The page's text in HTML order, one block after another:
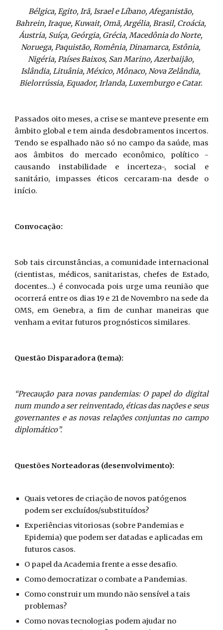
Bélgica, Egito, Irã, Israel e Líbano, Afeganistão,
Bahrein, Iraque, Kuwait, Omã, Argélia, Brasil, Croácia,
Áustria, Suíça, Geórgia, Grécia, Macedônia do Norte,
Noruega, Paquistão, Romênia, Dinamarca, Estônia,
Nigéria, Países Baixos, San Marino, Azerbaijão,
Islândia, Lituânia, México, Mônaco, Nova Zelândia,
Bielorrússia, Equador, Irlanda, Luxemburgo e Catar.
Passados oito meses, a crise se manteve presente em
âmbito global e tem ainda desdobramentos incertos.
Tendo se espalhado não só no campo da saúde, mas
aos âmbitos do mercado econômico, político -
causando instabilidade e incerteza-, social e
sanitário, impasses éticos cercaram-na desde o
início.
Convocação:
Sob tais circunstâncias, a comunidade internacional
(cientistas, médicos, sanitaristas, chefes de Estado,
docentes...) é convocada pois urge uma reunião que
ocorrerá entre os dias 19 e 21 de Novembro na sede da
OMS, em Genebra, a fim de cunhar maneiras que
venham a evitar futuros prognósticos similares.
Questão Disparadora (tema):
“Precaução para novas pandemias: O papel do digital
num mundo a ser reinventado, éticas das nações e seus
governantes e as novas relações conjuntas no campo
diplomático”.
Questões Norteadoras (desenvolvimento):
Quais vetores de criação de novos patógenos
podem ser excluídos/substituídos?
Experiências vitoriosas (sobre Pandemias e
Epidemia) que podem ser datadas e aplicadas em
futuros casos.
O papel da Academia frente a esse desafio.
Como democratizar o combate a Pandemias.
Como construir um mundo não sensível a tais
problemas?
Como novas tecnologias podem ajudar no